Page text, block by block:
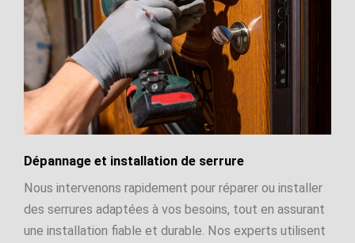
Dépannage et installation de serrure
Nous intervenons rapidement pour réparer ou installer
des serrures adaptées à vos besoins, tout en assurant
une installation fiable et durable. Nos experts utilisent